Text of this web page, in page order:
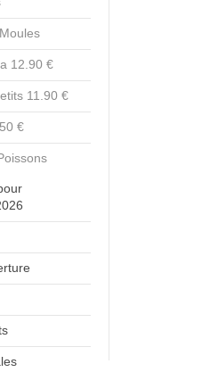
12.90 €
11.90 €
€